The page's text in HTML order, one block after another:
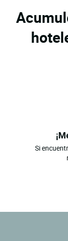
Si